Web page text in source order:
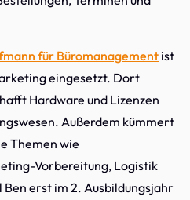
für Büromanagementist
eingesetzt. Dort
Hardware und Lizenzen
Außerdem kümmert
Themen wie
Vorbereitung, Logistik
erst im 2. Ausbildungsjahr